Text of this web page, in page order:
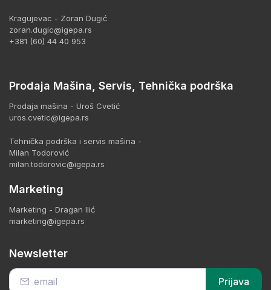
Kragujevac - Zoran Dugić
zoran.dugic@igepa.rs
+381 (60) 44 40 953
Prodaja Mašina, Servis, Tehnička podrška
Prodaja mašina - Uroš Cvetić
uros.cvetic@igepa.rs
Tehnička podrška i servis mašina -
Milan Todorović
milan.todorovic@igepa.rs
Marketing
Marketing - Dragan Ilić
marketing@igepa.rs
Newsletter
Prijava